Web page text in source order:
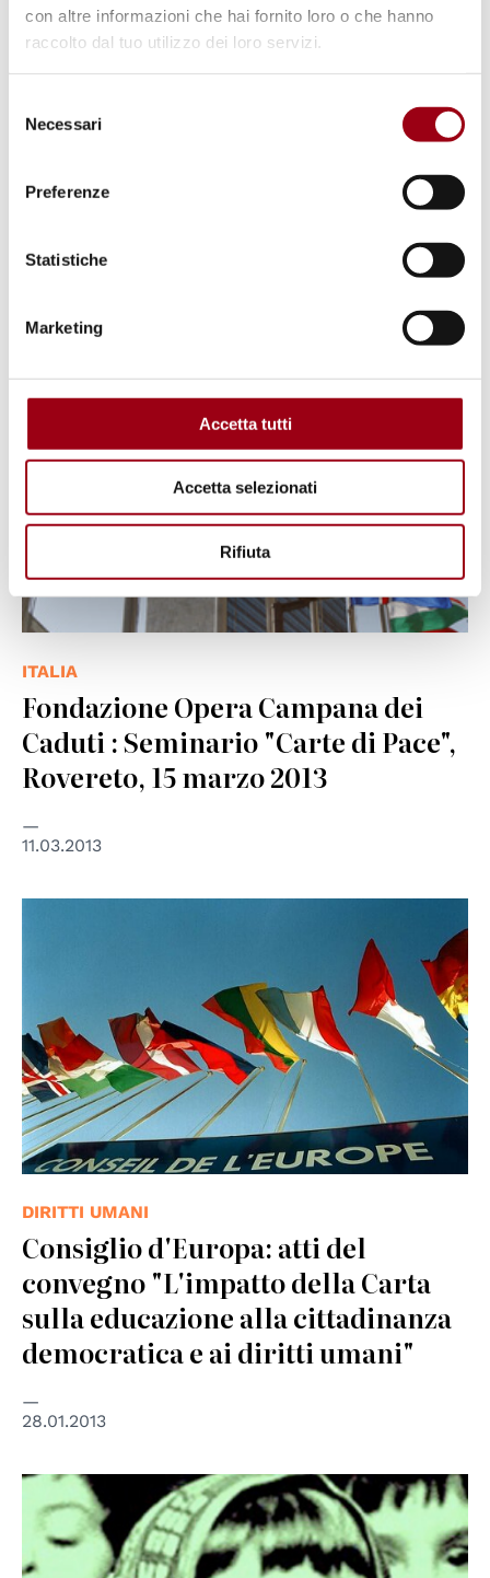
con altre informazioni che hai fornito loro o che hanno
raccolto dal tuo utilizzo dei loro servizi.
delNecessari
Preferenze
Statistiche
Marketing
Accetta tutti
Accetta selezionati
Rifiuta
Anna Lindh Foundation: lancio del
progetto Arab Journalist Routes
ITALIA
Fondazione Opera Campana dei
Caduti : Seminario "Carte di Pace",
Rovereto, 15 marzo 2013
11.03.2013
DIRITTI UMANI
Consiglio d'Europa: atti del
convegno "L'impatto della Carta
sulla educazione alla cittadinanza
democratica e ai diritti umani"
28.01.2013